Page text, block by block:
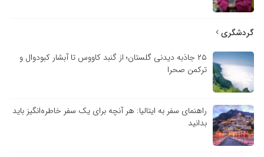
گردشگری
۲۵ جاذبه دیدنی گلستان؛ از گنبد کاووس تا آبشار کبودوال و
ترکمن صحرا
راهنمای سفر به ایتالیا: هر آنچه برای یک سفر خاطره‌انگیز باید
بدانید